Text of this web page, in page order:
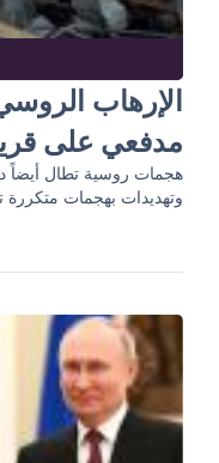
مدفعي على
هجمات روسية تطال أيضاً
وتهديدات بهجمات متكررة